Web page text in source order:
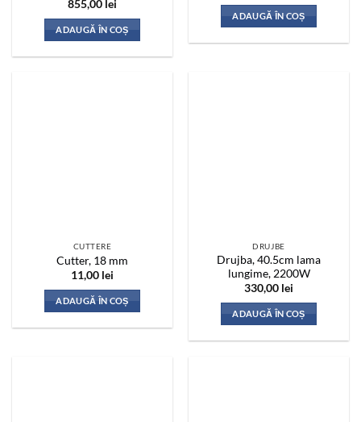
855,00 lei
ADAUGĂ ÎN COȘ
ADAUGĂ ÎN COȘ
CUTTERE
Cutter, 18 mm
11,00 lei
ADAUGĂ ÎN COȘ
DRUJBE
Drujba, 40.5cm lama
lungime, 2200W
330,00 lei
ADAUGĂ ÎN COȘ